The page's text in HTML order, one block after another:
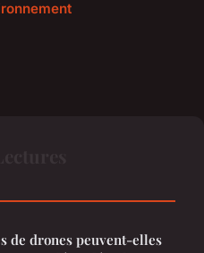
de drones peuvent-elles